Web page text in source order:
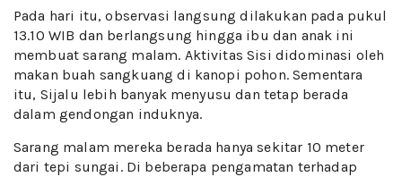
Pada hari itu, observasi langsung dilakukan pada pukul
13.10 WIB dan berlangsung hingga ibu dan anak ini
membuat sarang malam. Aktivitas Sisi didominasi oleh
makan buah sangkuang di kanopi pohon. Sementara
itu, Sijalu lebih banyak menyusu dan tetap berada
dalam gendongan induknya.
Sarang malam mereka berada hanya sekitar 10 meter
dari tepi sungai. Di beberapa pengamatan terhadap